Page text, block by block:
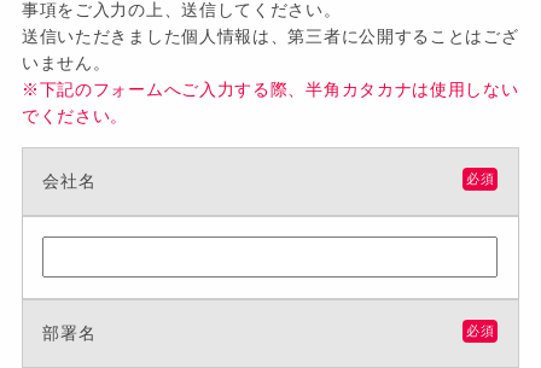
事項をご入力の上、送信してください。
送信いただきました個人情報は、第三者に公開することはござ
いません。
※下記のフォームへご入力する際、半角カタカナは使用しない
でください。
会社名 必須
部署名 必須